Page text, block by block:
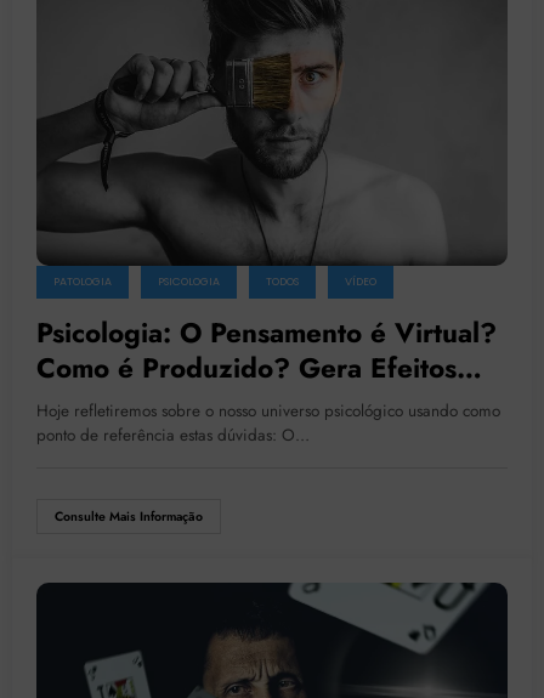
PATOLOGIA PSICOLOGIA TODOS VÍDEO
Psicologia: O Pensamento é Virtual?
Como é Produzido? Gera Efeitos
Reais? Quais?
Hoje refletiremos sobre o nosso universo psicológico usando como
ponto de referência estas dúvidas: O…
Consulte Mais Informação